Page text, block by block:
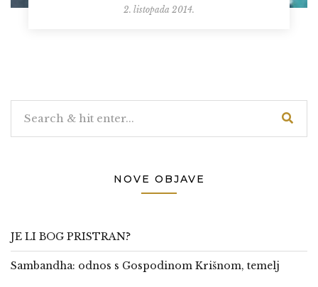
2. listopada 2014.
NOVE OBJAVE
JE LI BOG PRISTRAN?
Sambandha: odnos s Gospodinom Krišnom, temelj